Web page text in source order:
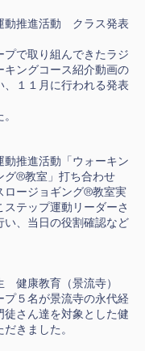
動推進活動 クラス発表
で取り組んできたラジ
キングコース紹介動画の
、１１月に行われる発表
推進活動「ウォーキン
グ®教室」打ち合わせ
ージョギング®教室実
テップ運動リーダーさ
い、当日の役割確認など
健康教育（景流寺）
５名が景流寺の永代経
徒さん達を対象とした健
きました。